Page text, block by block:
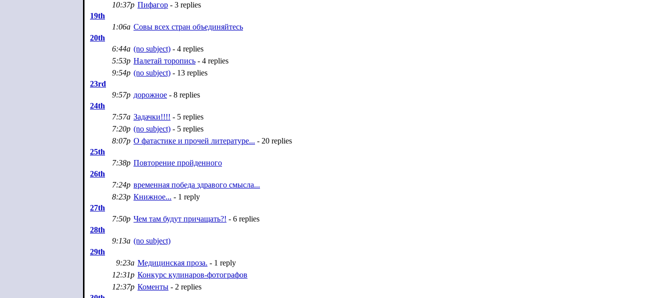
10:37p Пифагор - 3 replies
19th
1:06a Совы всех стран объединяйтесь
20th
6:44a (no subject) - 4 replies
5:53p Налетай торопись - 4 replies
9:54p (no subject) - 13 replies
23rd
9:57p дорожное - 8 replies
24th
7:57a Задачки!!!! - 5 replies
7:20p (no subject) - 5 replies
8:07p О фатастике и прочей литературе... - 20 replies
25th
7:38p Повторение пройденного
26th
7:24p временная победа здравого смысла...
8:23p Книжное... - 1 reply
27th
7:50p Чем там будут причащать?! - 6 replies
28th
9:13a (no subject)
29th
9:23a Медицинская проза. - 1 reply
12:31p Конкурс кулинаров-фотографов
12:37p Коменты - 2 replies